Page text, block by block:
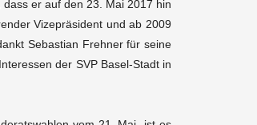
er auf den 23. Mai 2017 hin
Vizepräsident und ab 2009
Sebastian Frehner für seine
der SVP Basel-Stadt in